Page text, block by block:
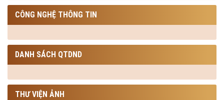
CÔNG NGHỆ THÔNG TIN
DANH SÁCH QTDND
THƯ VIỆN ẢNH